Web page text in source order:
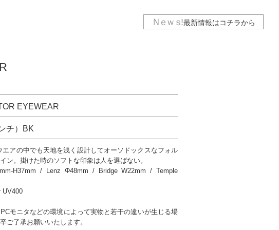
Ｎｅｗｓ!最新情報はコチラから
EYEWEAR
チ）BK
エアの中でも天地を浅く設計してオーソドックスなフォル
ン。掛けた時のソフトな印象は人を選ばない。
H37mm / Lenz Φ48mm / Bridge W22mm / Temple
UV400
モニタなどの環境によって実物と若干の違いが生じる場
ご了承お願いいたします。